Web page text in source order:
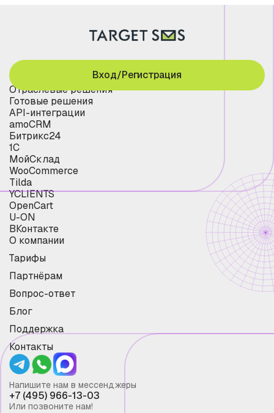
Отраслевые решения
Готовые решения
API-интеграции
amoCRM
Битрикс24
1С
МойСклад
WooCommerce
Tilda
YCLIENTS
OpenCart
U-ON
ВКонтакте
О компании
Тарифы
Партнёрам
Вопрос-ответ
Блог
Поддержка
Контакты
Вход/Регистрация
Напишите нам в мессенджеры
+7 (495) 966-13-03
Или позвоните нам!